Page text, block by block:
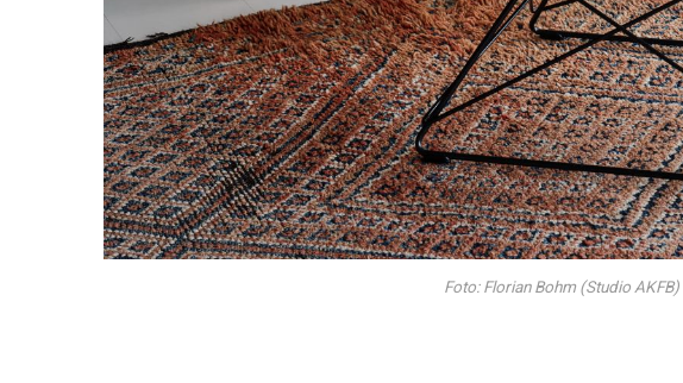
Foto: Florian Bohm (Studio AKFB)